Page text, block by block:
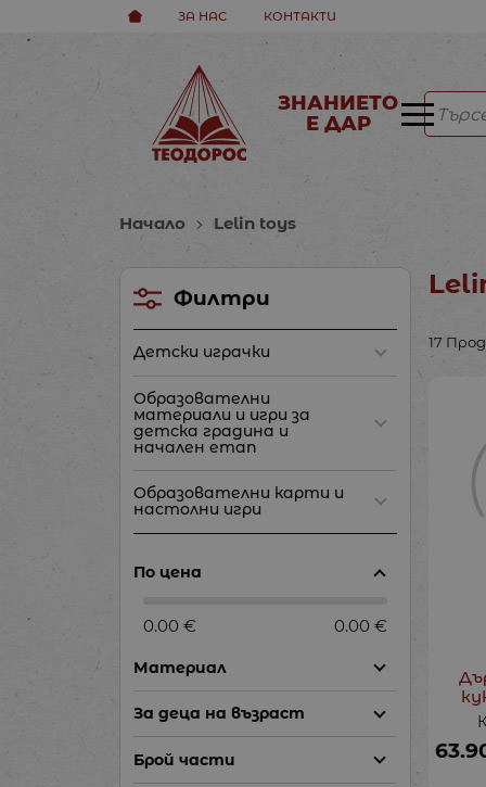
ЗА НАС КОНТАКТИ
ЗНАНИЕТО
Е ДАР
Начало Lelin toys
17
Филтри
Детски играчки
Образователни
материали и игри за
детска градина и
начален етап
Образователни карти и
настолни игри
По цена
0.00 € 0.00 €
Материал
За деца на възраст
Брой части